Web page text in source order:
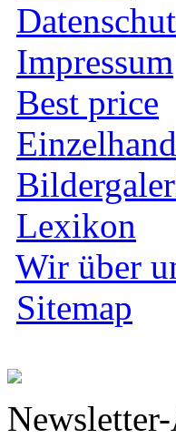
Impressum
Best price
Lexikon
Wir über
Sitemap